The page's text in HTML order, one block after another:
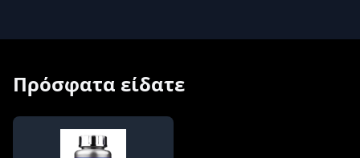
Πρόσφατα είδατε